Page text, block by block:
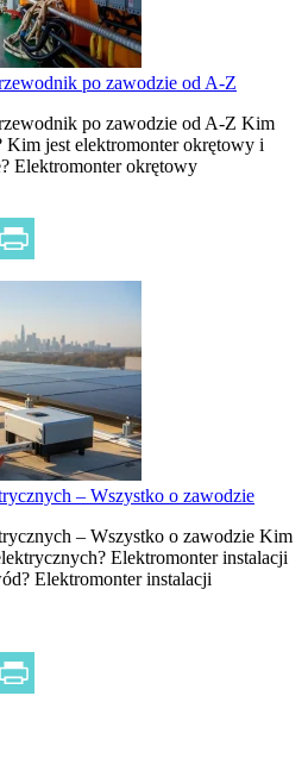
po zawodzie od A-Z
po zawodzie od A-Z Kim
Kim jest elektromonter okrętowy i
Elektromonter okrętowy
– Wszystko o zawodzie
– Wszystko o zawodzie Kim
Elektromonter instalacji
Elektromonter instalacji